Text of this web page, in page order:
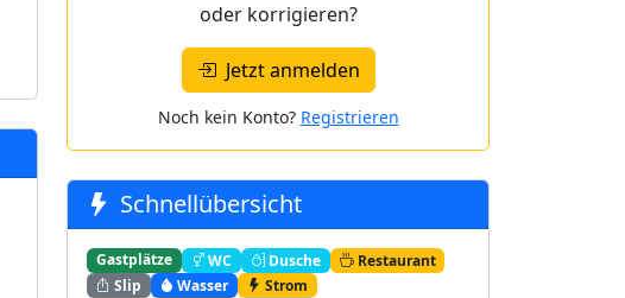
oder korrigieren?
Jetzt anmelden
Noch kein Konto? Registrieren
Schnellübersicht
Gastplätze WC Dusche
Restaurant
Slip
Wasser Strom